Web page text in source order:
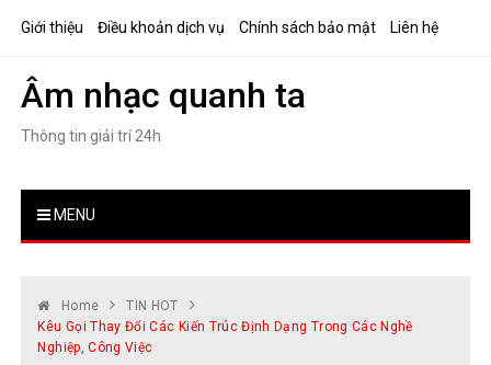
Giới thiệu Điều khoản dịch vụ Chính sách bảo mật Liên hệ
Âm nhạc quanh ta
Thông tin giải trí 24h
MENU
Home
TIN HOT
Kêu Gọi Thay Đổi Các Kiến ​​trúc Định Dạng Trong Các Nghề
Nghiệp, Công Việc